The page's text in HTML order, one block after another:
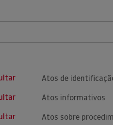
Atos de
Atos informativos
Atos sobre